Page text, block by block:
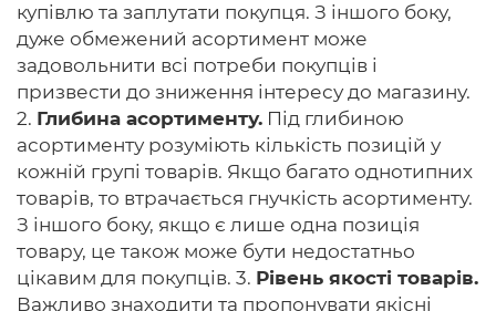
купівлю та заплутати покупця. З іншого боку,
дуже обмежений асортимент може
задовольнити всі потреби покупців і
призвести до зниження інтересу до магазину.
2. Глибина асортименту. Під глибиною
асортименту розуміють кількість позицій у
кожній групі товарів. Якщо багато однотипних
товарів, то втрачається гнучкість асортименту.
З іншого боку, якщо є лише одна позиція
товару, це також може бути недостатньо
цікавим для покупців. 3. Рівень якості товарів.
Важливо знаходити та пропонувати якісні